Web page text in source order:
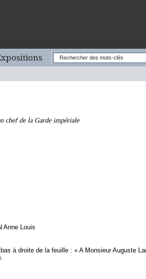
chef de la Garde impériale
Anne Louis
à droite de la feuille : « A Monsieur Auguste